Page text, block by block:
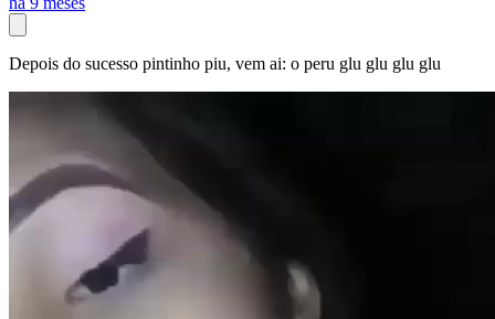
Depois do sucesso pintinho piu, vem ai: o peru glu glu glu glu